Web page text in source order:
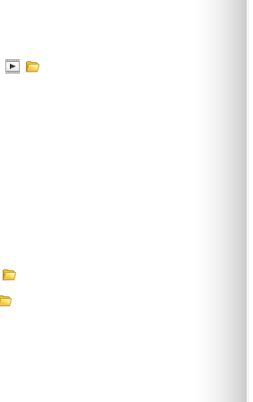
ЕКВАЛАЙЗЕР /1491/ Майтеся файно
НОСІ /1489/ Майтеся файно